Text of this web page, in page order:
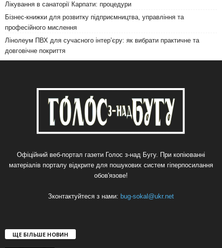
Лікування в санаторії Карпати: процедури
Бізнес-книжки для розвитку підприємництва, управління та
професійного мислення
Лінолеум ПВХ для сучасного інтер’єру: як вибрати практичне та
довговічне покриття
Офіційний веб-портал газети Голос з-над Бугу. При копіюванні
матеріалів порталу відкрите для пошукових систем гіперпосилання
обов'язове!
Зконтактуйтеся з нами: bug-sokal@ukr.net
ЩЕ БІЛЬШЕ НОВИН